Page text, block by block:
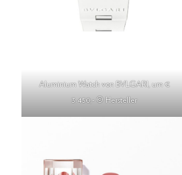
Aluminium Watch von BVLGARI, um €
3.450,- © Hersteller